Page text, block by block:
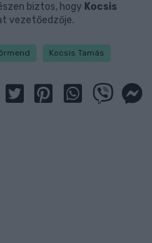
biztos, hogy Kocsis
vezetőedzője.
Kocsis Tamás